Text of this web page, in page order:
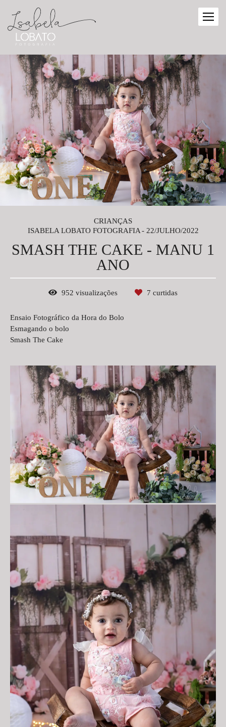
CRIANÇAS
ISABELA LOBATO FOTOGRAFIA
22/JULHO/2022
SMASH THE CAKE - MANU 1
ANO
952 visualizações 7 curtidas
Ensaio Fotográfico da Hora do Bolo
Esmagando o bolo
Smash The Cake